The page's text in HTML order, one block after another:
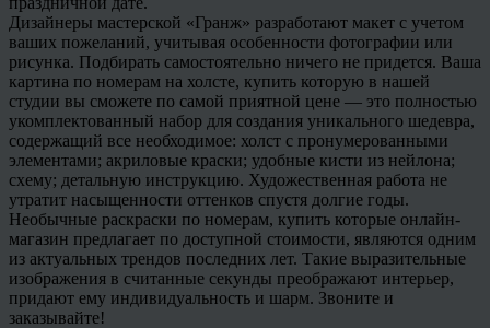
Дизайнеры мастерской «Гранж» разработают макет с учетом
ваших пожеланий, учитывая особенности фотографии или
рисунка. Подбирать самостоятельно ничего не придется. Ваша
картина по номерам на холсте, купить которую в нашей
студии вы сможете по самой приятной цене — это полностью
укомплектованный набор для создания уникального шедевра,
содержащий все необходимое: холст с пронумерованными
элементами; акриловые краски; удобные кисти из нейлона;
схему; детальную инструкцию. Художественная работа не
утратит насыщенности оттенков спустя долгие годы.
Необычные раскраски по номерам, купить которые онлайн-
магазин предлагает по доступной стоимости, являются одним
из актуальных трендов последних лет. Такие выразительные
изображения в считанные секунды преображают интерьер,
придают ему индивидуальность и шарм. Звоните и
заказывайте!